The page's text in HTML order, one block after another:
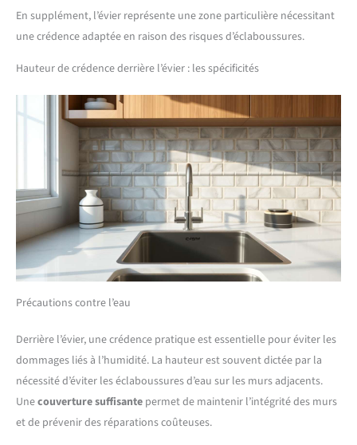
En supplément, l’évier représente une zone particulière nécessitant
une crédence adaptée en raison des risques d’éclaboussures.
Hauteur de crédence derrière l’évier : les spécificités
Précautions contre l’eau
Derrière l’évier, une crédence pratique est essentielle pour éviter les
dommages liés à l’humidité. La hauteur est souvent dictée par la
nécessité d’éviter les éclaboussures d’eau sur les murs adjacents.
Unecouverture suffisante permet de maintenir l’intégrité des murs
et de prévenir des réparations coûteuses.